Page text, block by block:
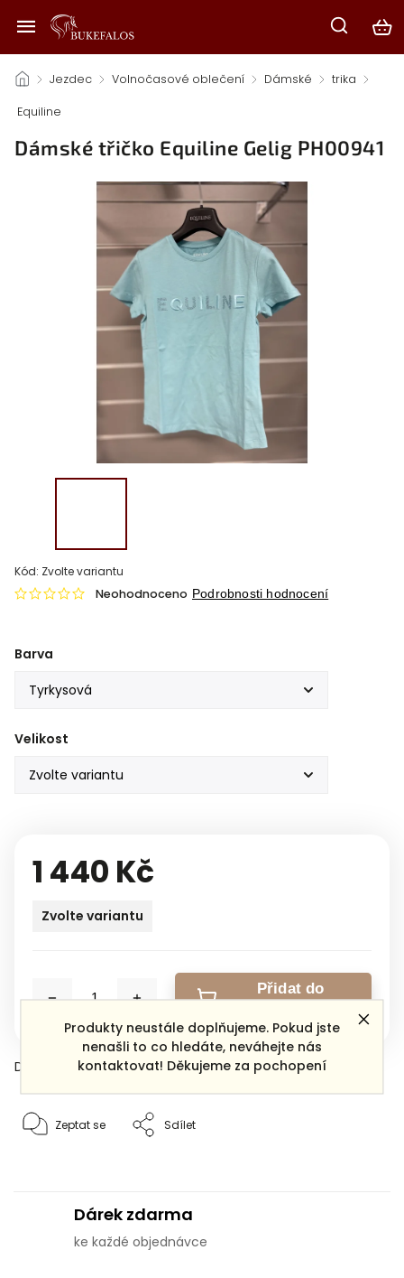
Produkty neustále doplňujeme. Pokud jste
nenašli to co hledáte, neváhejte nás
kontaktovat! Děkujeme za pochopení
/ Jezdec / Volnočasové oblečení / Dámské / trika /
Equiline
Dámské třičko Equiline Gelig PH00941
Kód: Zvolte variantu
Neohodnoceno Podrobnosti hodnocení
Barva
Velikost
1 440 Kč
Zvolte variantu
Přidat do
Detailní informace
Zeptat se Sdílet
Dárek zdarma
ke každé objednávce